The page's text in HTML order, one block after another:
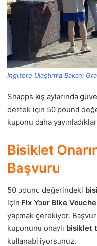
İngiltere Ulaştırma Bakanı
Shapps kış aylarında
destek için 50 pound
kuponu daha
Bisiklet
Başvuru
50 pound değerindeki
için Fix Your Bike
yapmak gerekiyor.
kuponunu onaylı bisiklet
kullanabiliyorsunuz.